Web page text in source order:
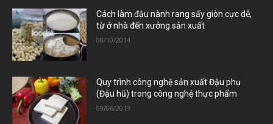
Cách làm đậu nành rang sấy giòn cực dễ,
từ ở nhà đến xưởng sản xuất
08/10/2014
Quy trình công nghệ sản xuất Đậu phụ
(Đậu hũ) trong công nghệ thực phẩm
09/06/2013